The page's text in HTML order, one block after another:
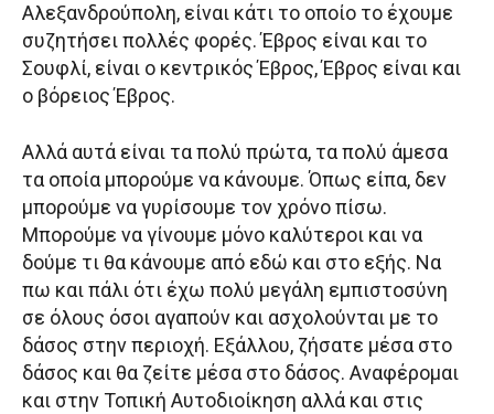
Αλεξανδρούπολη, είναι κάτι το οποίο το έχουμε
συζητήσει πολλές φορές. Έβρος είναι και το
Σουφλί, είναι ο κεντρικός Έβρος, Έβρος είναι και
ο βόρειος Έβρος.
Αλλά αυτά είναι τα πολύ πρώτα, τα πολύ άμεσα
τα οποία μπορούμε να κάνουμε. Όπως είπα, δεν
μπορούμε να γυρίσουμε τον χρόνο πίσω.
Μπορούμε να γίνουμε μόνο καλύτεροι και να
δούμε τι θα κάνουμε από εδώ και στο εξής. Να
πω και πάλι ότι έχω πολύ μεγάλη εμπιστοσύνη
σε όλους όσοι αγαπούν και ασχολούνται με το
δάσος στην περιοχή. Εξάλλου, ζήσατε μέσα στο
δάσος και θα ζείτε μέσα στο δάσος. Αναφέρομαι
και στην Τοπική Αυτοδιοίκηση αλλά και στις